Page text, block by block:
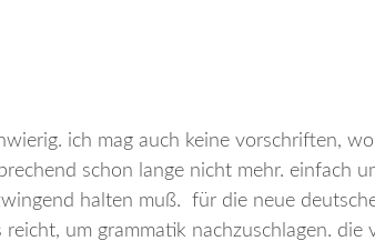
ich mag auch keine vorschriften,
schon lange nicht mehr. einfach
halten muß. für die neue
um grammatik nachzuschlagen. die